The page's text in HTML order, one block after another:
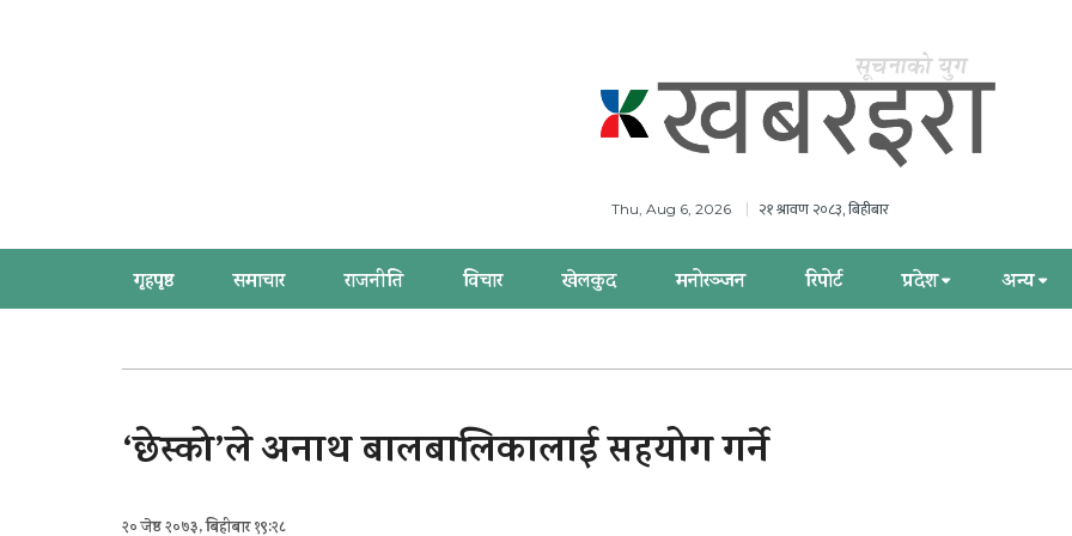
Thu, Aug 6, 2026 २१ श्रावण २०८३, बिहीबार
गृहपृष्ठ समाचार राजनीति विचार खेलकुद मनोरञ्जन रिपोर्ट प्रदेश अन्य
‘छेस्को’ले अनाथ बालबालिकालाई सहयोग गर्ने
२० जेष्ठ २०७३, बिहीबार १९:२८